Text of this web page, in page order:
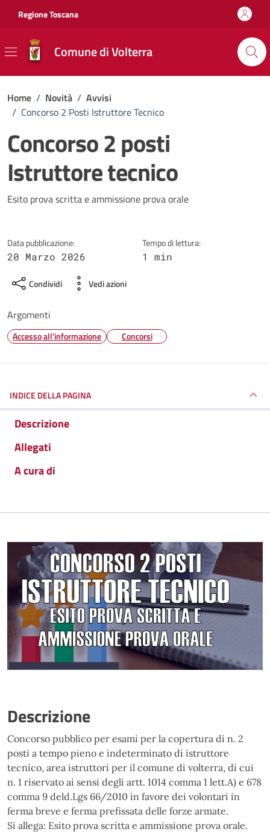
Regione Toscana
Comune di Volterra
Home / Novità / Avvisi
/ Concorso 2 Posti Istruttore Tecnico
Concorso 2 posti
Istruttore tecnico
Dettagli della notizia
Esito prova scritta e ammissione prova orale
Data pubblicazione:
20 Marzo 2026
Tempo di lettura:
1 min
Condividi Vedi azioni
Argomenti
Accesso all'informazione Concorsi
INDICE DELLA PAGINA
Descrizione
Allegati
A cura di
Descrizione
Concorso pubblico per esami per la copertura di n. 2
posti a tempo pieno e indeterminato di istruttore
tecnico, area istruttori per il comune di volterra, di cui
n. 1 riservato ai sensi degli artt. 1014 comma 1 lett.A) e 678
comma 9 deld.Lgs 66/2010 in favore dei volontari in
ferma breve e ferma prefissata delle forze armate.
Si allega: Esito prova scritta e ammissione prova orale.